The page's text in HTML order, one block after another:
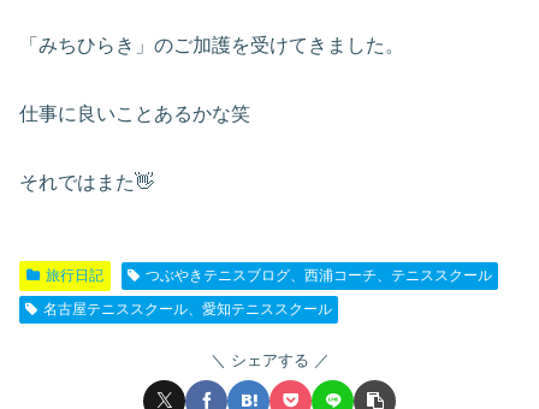
「みちひらき」のご加護を受けてきました。
仕事に良いことあるかな笑
それではまた👋
旅行日記
つぶやきテニスブログ、西浦コーチ、テニススクール
名古屋テニススクール、愛知テニススクール
シェアする